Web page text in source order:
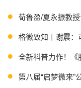
荀鲁盈/夏永振教
格微致知丨谢震：
全新科普力作！《
第八届“启梦微来